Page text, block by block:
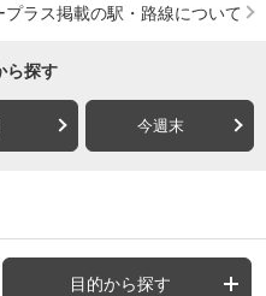
プラス掲載の駅・路線について
ら探す
今週末
目的から探す